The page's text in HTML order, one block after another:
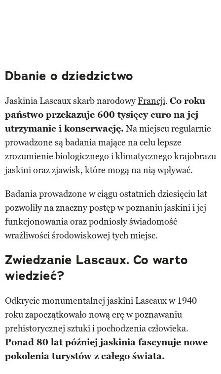
Dbanie o dziedzictwo
Jaskinia Lascaux skarb narodowyFrancji. Co roku
państwo przekazuje 600 tysięcy euro na jej
utrzymanie i konserwację. Na miejscu regularnie
prowadzone są badania mające na celu lepsze
zrozumienie biologicznego i klimatycznego krajobrazu
jaskini oraz zjawisk, które mogą na nią wpływać.
Badania prowadzone w ciągu ostatnich dziesięciu lat
pozwoliły na znaczny postęp w poznaniu jaskini i jej
funkcjonowania oraz podniosły świadomość
wrażliwości środowiskowej tych miejsc.
Zwiedzanie Lascaux. Co warto
wiedzieć?
Odkrycie monumentalnej jaskini Lascaux w 1940
roku zapoczątkowało nową erę w poznawaniu
prehistorycznej sztuki i pochodzenia człowieka.
Ponad 80 lat później jaskinia fascynuje nowe
pokolenia turystów z całego świata.